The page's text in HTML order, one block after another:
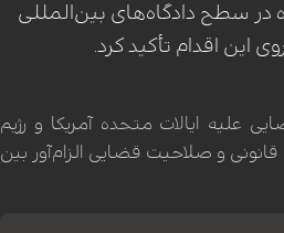
در سطح دادگاه‌های بین‌المللی
اقدام تأکید کرد.
علیه ایالات متحده آمریکا و رژیم
و صلاحیت قضایی الزام‌آور بین